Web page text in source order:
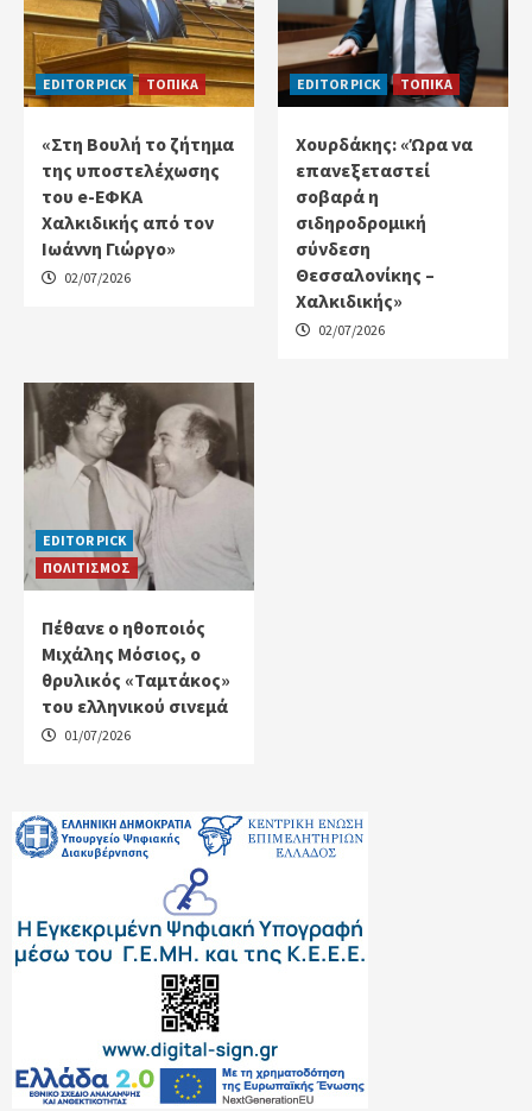
EDITOR PICK ΤΟΠΙΚΑ
«Στη Βουλή το ζήτημα
της υποστελέχωσης
του e-ΕΦΚΑ
Χαλκιδικής από τον
Ιωάννη Γιώργο»
02/07/2026
EDITOR PICK ΤΟΠΙΚΑ
Χουρδάκης: «Ώρα να
επανεξεταστεί
σοβαρά η
σιδηροδρομική
σύνδεση
Θεσσαλονίκης –
Χαλκιδικής»
02/07/2026
EDITOR PICK
ΠΟΛΙΤΙΣΜΟΣ
Πέθανε ο ηθοποιός
Μιχάλης Μόσιος, ο
θρυλικός «Ταμτάκος»
του ελληνικού σινεμά
01/07/2026